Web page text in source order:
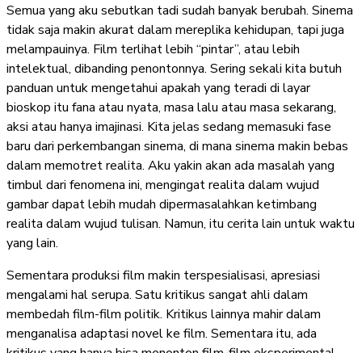
Semua yang aku sebutkan tadi sudah banyak berubah. Sinema
tidak saja makin akurat dalam mereplika kehidupan, tapi juga
melampauinya. Film terlihat lebih “pintar”, atau lebih
intelektual, dibanding penontonnya. Sering sekali kita butuh
panduan untuk mengetahui apakah yang teradi di layar
bioskop itu fana atau nyata, masa lalu atau masa sekarang,
aksi atau hanya imajinasi. Kita jelas sedang memasuki fase
baru dari perkembangan sinema, di mana sinema makin bebas
dalam memotret realita. Aku yakin akan ada masalah yang
timbul dari fenomena ini, mengingat realita dalam wujud
gambar dapat lebih mudah dipermasalahkan ketimbang
realita dalam wujud tulisan. Namun, itu cerita lain untuk waktu
yang lain.
Sementara produksi film makin terspesialisasi, apresiasi
mengalami hal serupa. Satu kritikus sangat ahli dalam
membedah film-film politik. Kritikus lainnya mahir dalam
menganalisa adaptasi novel ke film. Sementara itu, ada